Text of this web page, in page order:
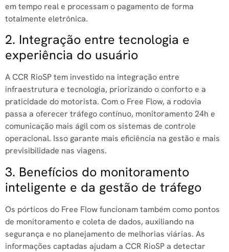
em tempo real e processam o pagamento de forma
totalmente eletrônica.
2. Integração entre tecnologia e
experiência do usuário
A CCR RioSP tem investido na integração entre
infraestrutura e tecnologia, priorizando o conforto e a
praticidade do motorista. Com o Free Flow, a rodovia
passa a oferecer tráfego contínuo, monitoramento 24h e
comunicação mais ágil com os sistemas de controle
operacional. Isso garante mais eficiência na gestão e mais
previsibilidade nas viagens.
3. Benefícios do monitoramento
inteligente e da gestão de tráfego
Os pórticos do Free Flow funcionam também como pontos
de monitoramento e coleta de dados, auxiliando na
segurança e no planejamento de melhorias viárias. As
informações captadas ajudam a CCR RioSP a detectar